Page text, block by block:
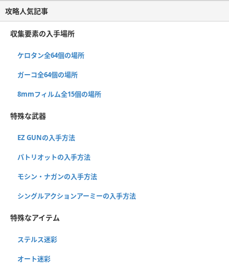
攻略人気記事
収集要素の入手場所
ケロタン全64個の場所
ガーコ全64個の場所
8mmフィルム全15個の場所
特殊な武器
EZ GUNの入手方法
パトリオットの入手方法
モシン・ナガンの入手方法
シングルアクションアーミーの入手方法
特殊なアイテム
ステルス迷彩
オート迷彩